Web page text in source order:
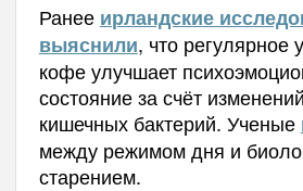
Ранее ирландские
выяснили, что регулярное
кофе улучшает
состояние за счёт
кишечных бактерий. Ученые
между режимом дня и
старением.